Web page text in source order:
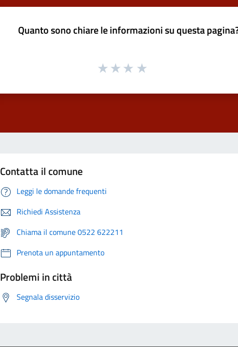
Quanto sono chiare le informazioni su questa
Contatta il comune
Leggi le domande frequenti
Richiedi Assistenza
Chiama il comune 0522 622211
Prenota un appuntamento
Problemi in città
Segnala disservizio